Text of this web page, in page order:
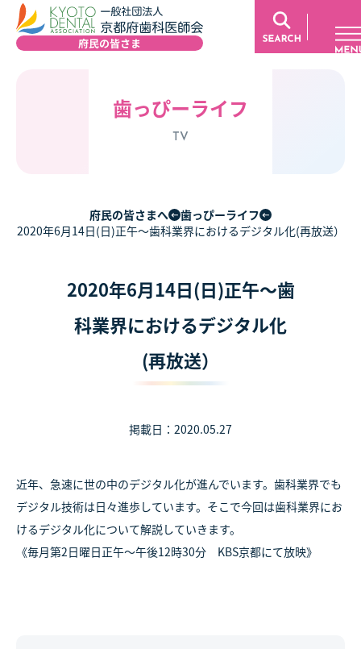
歯っぴーライフ
TV
府民の皆さまへ
歯っぴーライフ
2020年6月14日(日)正午〜歯科業界におけるデジタル化(再放送）
2020年6月14日(日)正午〜歯
科業界におけるデジタル化
(再放送）
掲載日：2020.05.27
近年、急速に世の中のデジタル化が進んでいます。歯科業界でも
デジタル技術は日々進歩しています。そこで今回は歯科業界にお
けるデジタル化について解説していきます。
《毎月第2日曜日正午～午後12時30分 KBS京都にて放映》